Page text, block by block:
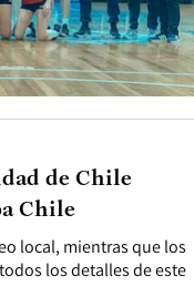
local, mientras que los
los detalles de este
de Chile
Chile